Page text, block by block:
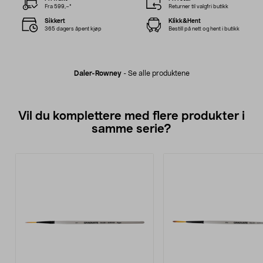
Daler-Rowney- Se alle produktene
Fra 599,–* Returner til valgfri butikk
Sikkert
365 dagers åpent kjøp
Klikk&Hent
Bestill på nett og hent i butikk
Vil du komplettere med flere produkter i
samme serie?